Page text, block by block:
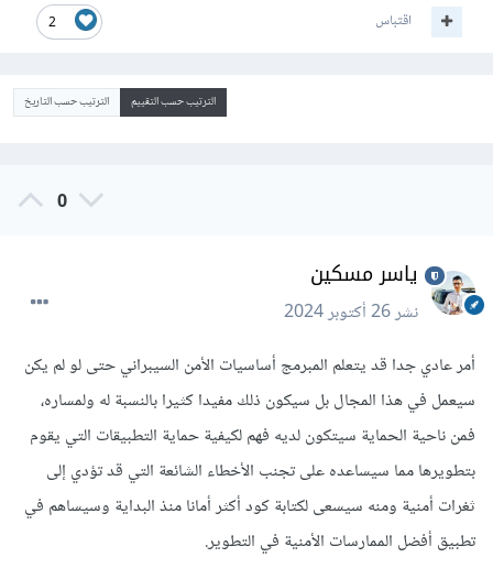
2 اقتباس
الترتيب حسب التقييم الترتيب حسب التاريخ
0
ياسر مسكين
نشر26 أكتوبر 2024
أمر عادي جدا قد يتعلم المبرمج أساسيات الأمن السيبراني حتى لو لم يكن
سيعمل في هذا المجال بل سيكون ذلك مفيدا كثيرا بالنسبة له ولمساره،
فمن ناحية الحماية سيتكون لديه فهم لكيفية حماية التطبيقات التي يقوم
بتطويرها مما سيساعده على تجنب الأخطاء الشائعة التي قد تؤدي إلى
ثغرات أمنية ومنه سيسعى لكتابة كود أكثر أمانا منذ البداية وسيساهم في
تطبيق أفضل الممارسات الأمنية في التطوير.